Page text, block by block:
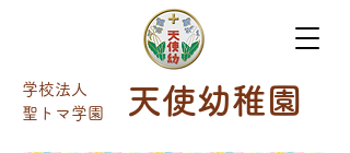
天使幼稚園
学校法人
​聖トマ学園